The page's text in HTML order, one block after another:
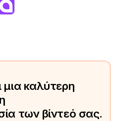
μια καλύτερη
των βίντεό σας.